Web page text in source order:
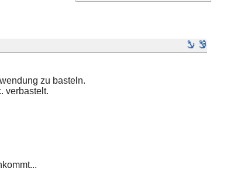
zu basteln.
verbastelt.